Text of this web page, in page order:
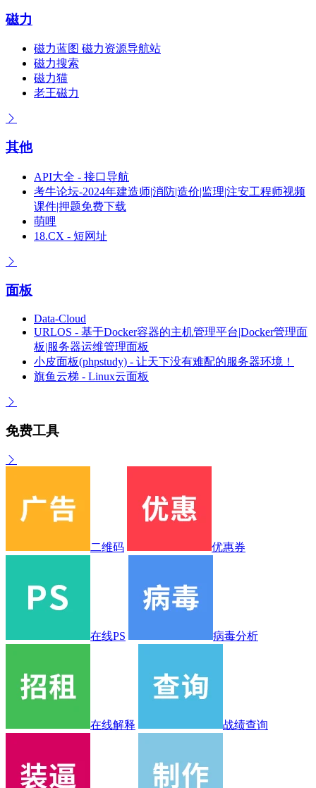
磁力
磁力蓝图 磁力资源导航站
磁力搜索
磁力猫
老王磁力
其他
API大全 - 接口导航
考牛论坛-2024年建造师|消防|造价|监理|注安工程师视频
课件|押题免费下载
萌哩
18.CX - 短网址
面板
Data-Cloud
URLOS - 基于Docker容器的主机管理平台|Docker管理面
板|服务器运维管理面板
小皮面板(phpstudy) - 让天下没有难配的服务器环境！
旗鱼云梯 - Linux云面板
免费工具
二维码 优惠券
在线PS 病毒分析
在线解释 战绩查询